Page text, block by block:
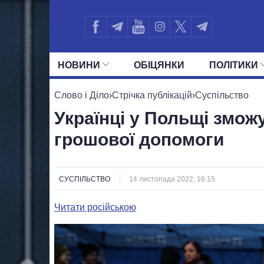
НОВИНИ ОБIЦЯНКИ ПОЛIТИКИ
УСІ ПОЛІТИКИ ПРЕЗИДЕНТ І ОФІС
Слово і Діло›Стрічка публікацій›Суспільство
Українці у Польщі
грошової допомоги
СУСПІЛЬСТВО 14 листопада 2022, 16:15
Читати російською